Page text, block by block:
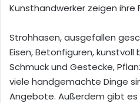
Kunsthandwerker zeigen ihre
Strohhasen, ausgefallen
Eisen, Betonfiguren,
Schmuck und Gestecke,
viele handgemachte Dinge
Angebote. Außerdem gibt es